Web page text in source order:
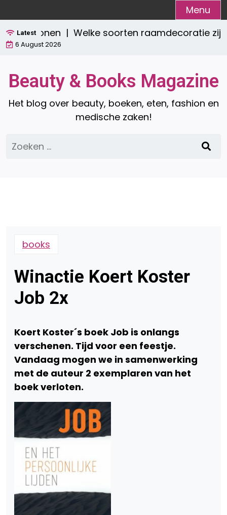
naar
de
inhoud
Menu
Latest
wonen |Welke soorten raamdecoratie zijn
6 August 2026
Beauty & Books Magazine
Het blog over beauty, boeken, eten, fashion en
medische zaken!
Zoeken
naar:
books
Winactie Koert Koster
Job 2x
Koert Koster´s boek Job is onlangs
verschenen. Tijd voor een feestje.
Vandaag mogen we in samenwerking
met de auteur 2 exemplaren van het
boek verloten.